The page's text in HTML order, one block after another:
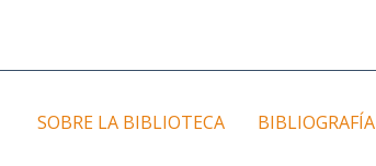
SOBRE LA BIBLIOTECA BIBLIOGRAFÍA